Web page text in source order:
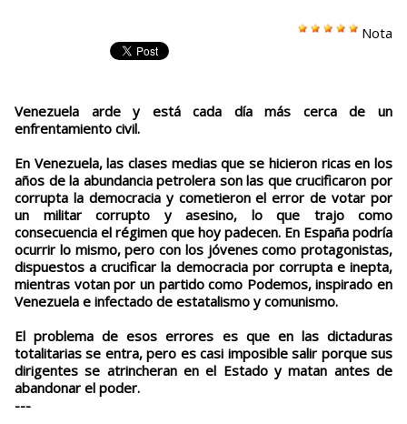
Nota
Venezuela arde y está cada día más cerca de un
enfrentamiento civil.
En Venezuela, las clases medias que se hicieron ricas en los
años de la abundancia petrolera son las que crucificaron por
corrupta la democracia y cometieron el error de votar por
un militar corrupto y asesino, lo que trajo como
consecuencia el régimen que hoy padecen. En España podría
ocurrir lo mismo, pero con los jóvenes como protagonistas,
dispuestos a crucificar la democracia por corrupta e inepta,
mientras votan por un partido como Podemos, inspirado en
Venezuela e infectado de estatalismo y comunismo.
El problema de esos errores es que en las dictaduras
totalitarias se entra, pero es casi imposible salir porque sus
dirigentes se atrincheran en el Estado y matan antes de
abandonar el poder.
---